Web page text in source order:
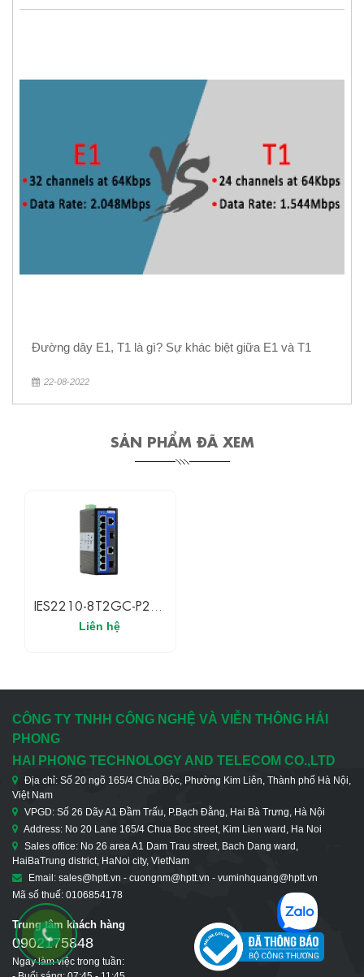
Đường dây E1, T1 là gì? Sự khác biệt giữa E1 và T1
22-08-2022
SẢN PHẨM ĐÃ XEM
IES2210-8T2GC-P220
3Onedata Switch Công
Nghiệp 2 Cổng Combo
Liên hệ
CÔNG TY TNHH CÔNG NGHỆ VÀ VIỄN THÔNG HẢI
PHONG
HAI PHONG TECHNOLOGY AND TELECOM CO.,LTD
Địa chỉ: Số 20 ngõ 165/4 Chùa Bộc, Phường Kim Liên, Thành phố Hà Nội,
Việt Nam
VPGD: Số 26 Dãy A1 Đầm Trấu, P.Bạch Đằng, Hai Bà Trưng, Hà Nội
Address: No 20 Lane 165/4 Chua Boc street, Kim Lien ward, Ha Noi
Sales office: No 26 area A1 Dam Trau street, Bach Dang ward,
HaiBaTrung district, HaNoi city, VietNam
Email: sales@hptt.vn - cuongnm@hptt.vn - vuminhquang@hptt.vn
Mã số thuế: 0106854178
Trung tâm khách hàng
0902175848
Ngày làm việc trong tuần: